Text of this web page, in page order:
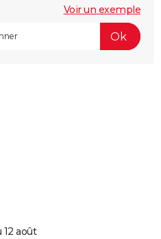
Voir un exemple
août